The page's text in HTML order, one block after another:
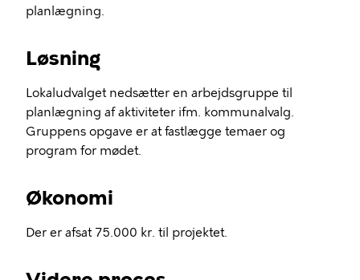
planlægning.
Løsning
Lokaludvalget nedsætter en arbejdsgruppe til
planlægning af aktiviteter ifm. kommunalvalg.
Gruppens opgave er at fastlægge temaer og
program for mødet.
Økonomi
Der er afsat 75.000 kr. til projektet.